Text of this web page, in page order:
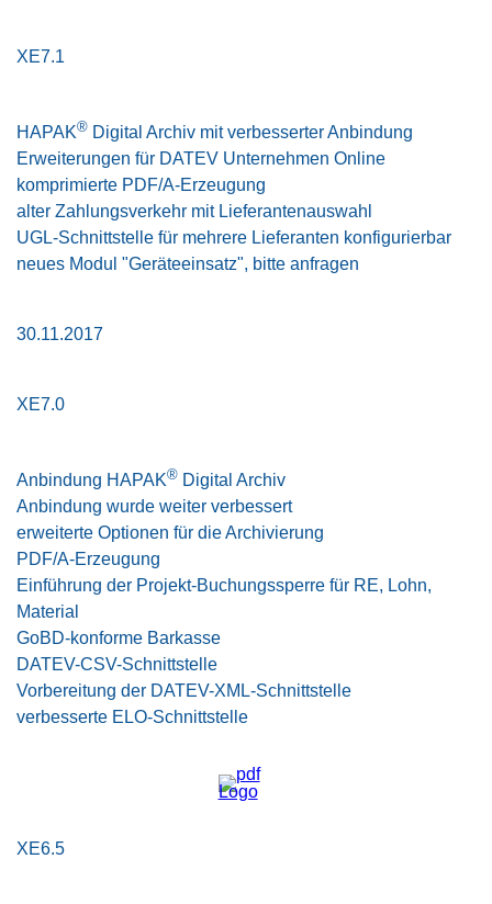
XE7.1
HAPAK® Digital Archiv mit verbesserter Anbindung
Erweiterungen für DATEV Unternehmen Online
komprimierte PDF/A-Erzeugung
alter Zahlungsverkehr mit Lieferantenauswahl
UGL-Schnittstelle für mehrere Lieferanten konfigurierbar
neues Modul "Geräteeinsatz", bitte anfragen
30.11.2017
XE7.0
Anbindung HAPAK® Digital Archiv
Anbindung wurde weiter verbessert
erweiterte Optionen für die Archivierung
PDF/A-Erzeugung
Einführung der Projekt-Buchungssperre für RE, Lohn,
Material
GoBD-konforme Barkasse
DATEV-CSV-Schnittstelle
Vorbereitung der DATEV-XML-Schnittstelle
verbesserte ELO-Schnittstelle
XE6.5